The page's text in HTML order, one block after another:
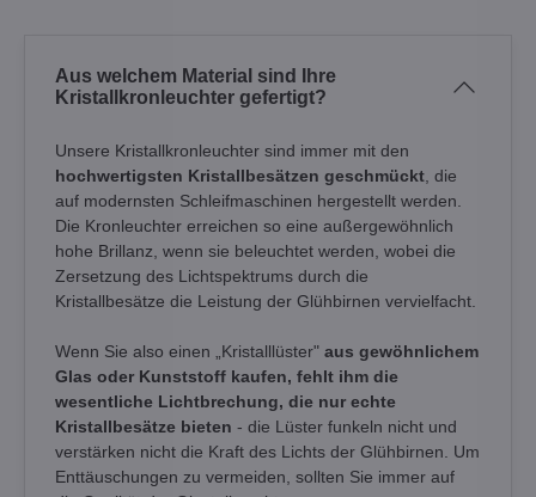
Aus welchem Material sind Ihre
Kristallkronleuchter gefertigt?
Unsere Kristallkronleuchter sind immer mit den
hochwertigsten Kristallbesätzen geschmückt , die
auf modernsten Schleifmaschinen hergestellt werden.
Die Kronleuchter erreichen so eine außergewöhnlich
hohe Brillanz, wenn sie beleuchtet werden, wobei die
Zersetzung des Lichtspektrums durch die
Kristallbesätze die Leistung der Glühbirnen vervielfacht.
Wenn Sie also einen „Kristalllüster" aus gewöhnlichem
Glas oder Kunststoff kaufen, fehlt ihm die
wesentliche Lichtbrechung, die nur echte
Kristallbesätze bieten - die Lüster funkeln nicht und
verstärken nicht die Kraft des Lichts der Glühbirnen. Um
Enttäuschungen zu vermeiden, sollten Sie immer auf